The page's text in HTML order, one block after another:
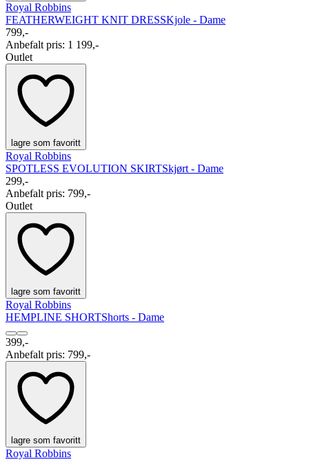
Royal Robbins
FEATHERWEIGHT KNIT DRESSKjole - Dame
799,-
Anbefalt pris: 1 199,-
Outlet
lagre som favoritt
Royal Robbins
SPOTLESS EVOLUTION SKIRTSkjørt - Dame
299,-
Anbefalt pris: 799,-
Outlet
lagre som favoritt
Royal Robbins
HEMPLINE SHORTShorts - Dame
399,-
Anbefalt pris: 799,-
lagre som favoritt
Royal Robbins